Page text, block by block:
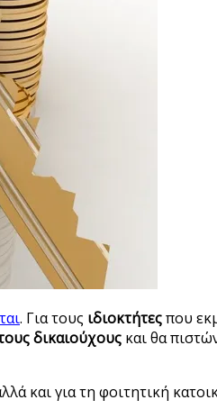
. Για τους ιδιοκτήτεςπου
δικαιούχους και θα
και για τη φοιτητική